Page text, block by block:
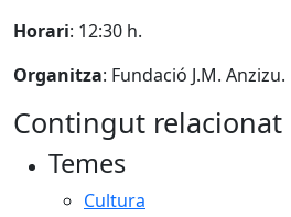
Horari: 12:30 h.
Organitza: Fundació J.M. Anzizu.
Contingut relacionat
Temes
Cultura